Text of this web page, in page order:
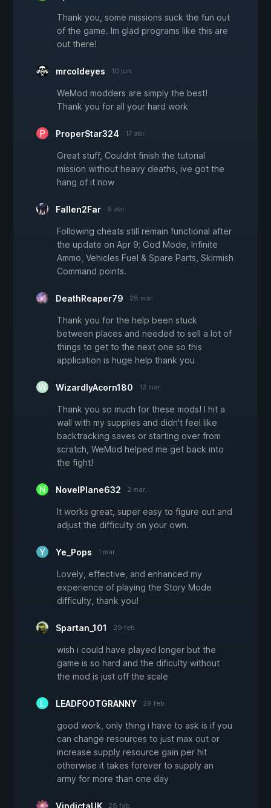
Thank you, some missions suck the fun out
of the game. Im glad programs like this are
out there!
mrcoldeyes 10 jun.
WeMod modders are simply the best!
Thank you for all your hard work
ProperStar324 17 abr.
Great stuff, Couldnt finish the tutorial
mission without heavy deaths, ive got the
hang of it now
Fallen2Far 9 abr.
Following cheats still remain functional after
the update on Apr 9; God Mode, Infinite
Ammo, Vehicles Fuel & Spare Parts, Skirmish
Command points.
DeathReaper79 28 mar.
Thank you for the help been stuck
between places and needed to sell a lot of
things to get to the next one so this
application is huge help thank you
WizardlyAcorn180 12 mar.
Thank you so much for these mods! I hit a
wall with my supplies and didn't feel like
backtracking saves or starting over from
scratch, WeMod helped me get back into
the fight!
NovelPlane632 2 mar.
It works great, super easy to figure out and
adjust the difficulty on your own.
Ye_Pops 1 mar.
Lovely, effective, and enhanced my
experience of playing the Story Mode
difficulty, thank you!
Spartan_101 29 feb.
wish i could have played longer but the
game is so hard and the dificulty without
the mod is just off the scale
LEADFOOTGRANNY 29 feb.
good work, only thing i have to ask is if you
can change resources to just max out or
increase supply resource gain per hit
otherwise it takes forever to supply an
army for more than one day
28 feb.